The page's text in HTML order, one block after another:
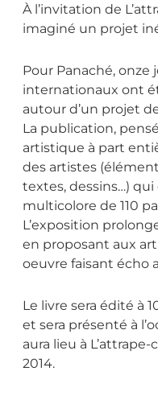
À l’invitation de
imaginé un projet
Pour Panaché, onze
internationaux ont
autour d’un projet
La publication,
artistique à part
des artistes
textes, dessins…)
multicolore de 110
L’exposition
en proposant aux
oeuvre faisant écho
Le livre sera édité à
et sera présenté à
aura lieu à
2014.